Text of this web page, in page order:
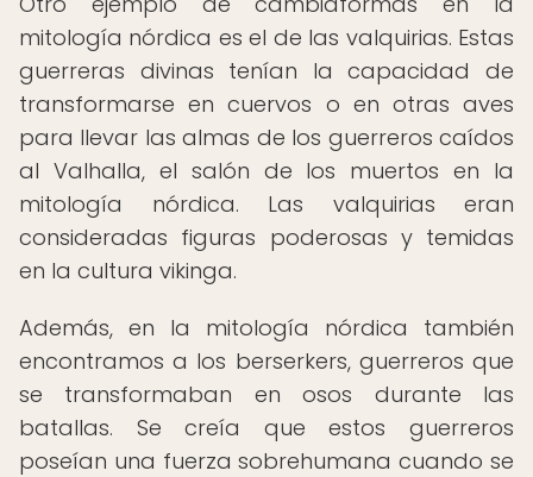
mitología nórdica es el de las valquirias. Estas
guerreras divinas tenían la capacidad de
transformarse en cuervos o en otras aves
para llevar las almas de los guerreros caídos
al Valhalla, el salón de los muertos en la
mitología nórdica. Las valquirias eran
consideradas figuras poderosas y temidas
en la cultura vikinga.
Además, en la mitología nórdica también
encontramos a los berserkers, guerreros que
se transformaban en osos durante las
batallas. Se creía que estos guerreros
poseían una fuerza sobrehumana cuando se